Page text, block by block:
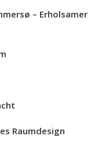
– Erholsamer
Raumdesign